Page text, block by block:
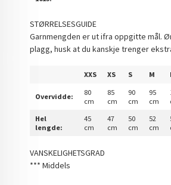
STØRRELSESGUIDE
Garnmengden er ut ifra oppgitte mål.
plagg, husk at du kanskje trenger
XXS XS S M
Overvidde:
80
cm
85
cm
90
cm
95
cm
Hel
lengde:
45
cm
47
cm
50
cm
52
cm
VANSKELIGHETSGRAD
*** Middels